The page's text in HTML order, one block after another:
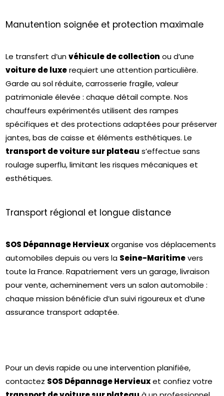
Manutention soignée et protection maximale
Le transfert d’unvéhicule de collection ou d’une
voiture de luxerequiert une attention particulière.
Garde au sol réduite, carrosserie fragile, valeur
patrimoniale élevée : chaque détail compte. Nos
chauffeurs expérimentés utilisent des rampes
spécifiques et des protections adaptées pour préserver
jantes, bas de caisse et éléments esthétiques. Le
transport de voiture sur plateau s’effectue sans
roulage superflu, limitant les risques mécaniques et
esthétiques.
Transport régional et longue distance
SOS Dépannage Hervieuxorganise vos déplacements
automobiles depuis ou vers la Seine-Maritimevers
toute la France. Rapatriement vers un garage, livraison
pour vente, acheminement vers un salon automobile :
chaque mission bénéficie d’un suivi rigoureux et d’une
assurance transport adaptée.
Pour un devis rapide ou une intervention planifiée,
contactez SOS Dépannage Hervieuxet confiez votre